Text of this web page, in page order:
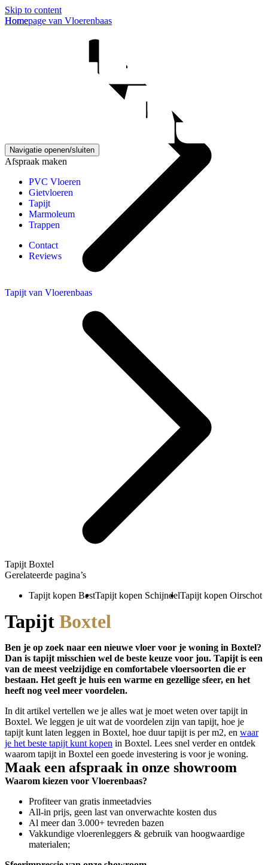
Skip to content
Homepage van Vloerenbaas
Navigatie openen/sluiten
Afspraak maken
PVC Vloeren
Gietvloeren
Tapijt
Marmoleum
Trappen
Contact
Reviews
Home
Tapijt van Vloerenbaas
Tapijt Boxtel
Gerelateerde pagina’s
Tapijt kopen BestTapijt kopen SchijndelTapijt kopen Oirschot
Tapijt Boxtel
Ben je op zoek naar een nieuwe vloer voor je woning in Boxtel?
Dan is tapijt misschien wel de beste keuze voor jou. Tapijt is een
van de meest veelzijdige en comfortabele vloersoorten die er
bestaan. Het geeft je huis een warme en gezellige sfeer, en het
heeft nog veel meer voordelen.
In dit artikel vertellen we je alles wat je moet weten over tapijt in
Boxtel. We leggen je uit wat de voordelen zijn van tapijt, hoe je
tapijt kunt laten leggen in Boxtel, hoe duur tapijt is per m2, en waar
je het beste tapijt kunt kopen in Boxtel. Lees snel verder en ontdek
waarom tapijt in Boxtel een goede investering is voor je woning.
Maak een afspraak in onze showroom
Waarom kiezen voor Vloerenbaas?
Profiteer van gratis inmeetadvies
All-in prijs, geen last van onverwachte kosten dus
Al meer dan 3.000+ tevreden bazen
Vakkundige vloerenleggers & gebruik van hoogwaardige
materialen;